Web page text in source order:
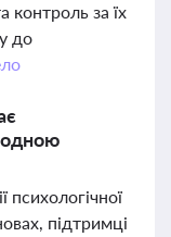
контроль за їх
до
підтримці